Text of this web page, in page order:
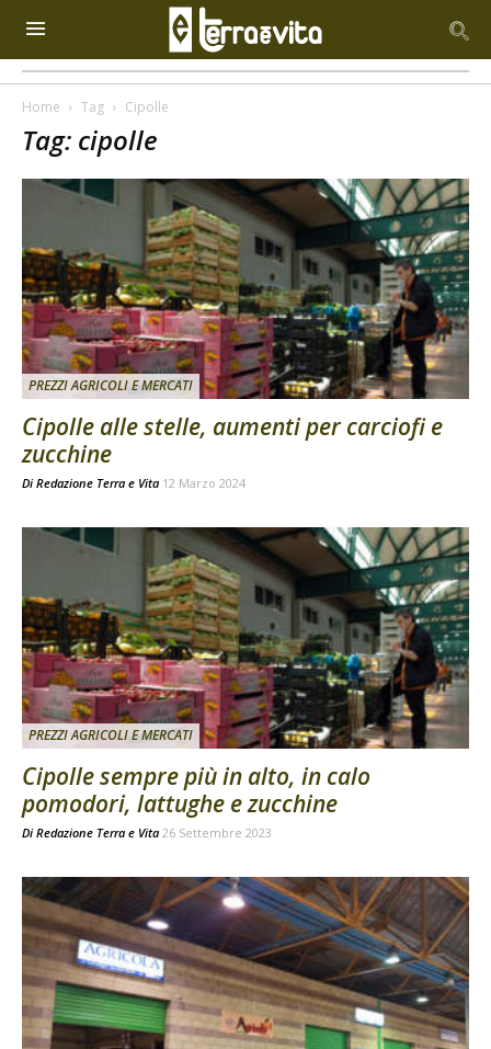
Home Tag Cipolle
Tag: cipolle
PREZZI AGRICOLI E MERCATI
Cipolle alle stelle, aumenti per carciofi e
zucchine
Di Redazione Terra e Vita 12 Marzo 2024
PREZZI AGRICOLI E MERCATI
Cipolle sempre più in alto, in calo
pomodori, lattughe e zucchine
Di Redazione Terra e Vita 26 Settembre 2023